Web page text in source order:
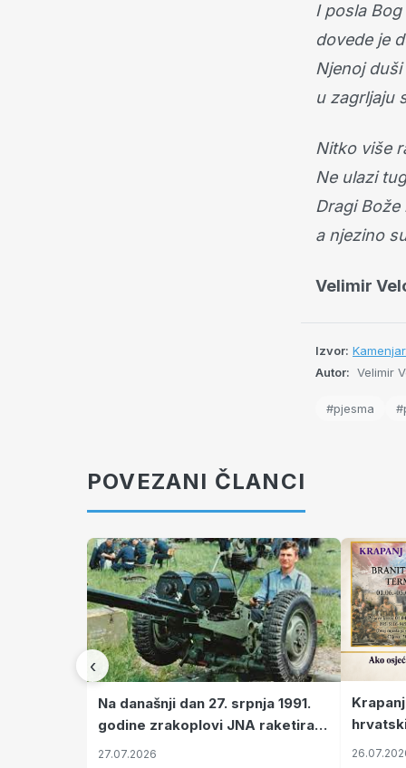
I posla
dovede je
Njenoj
u zagrljaju
Nitko više
Ne ulazi
Dragi Bože
a njezino
Velimir
Izvor:
Autor: Velimir
#pjesma
POVEZANI ČLANCI
‹
Na današnji dan 27. srpnja 1991.
godine zrakoplovi JNA raketirali
su vojarnu i obučni centar "Nikola
27.07.2026